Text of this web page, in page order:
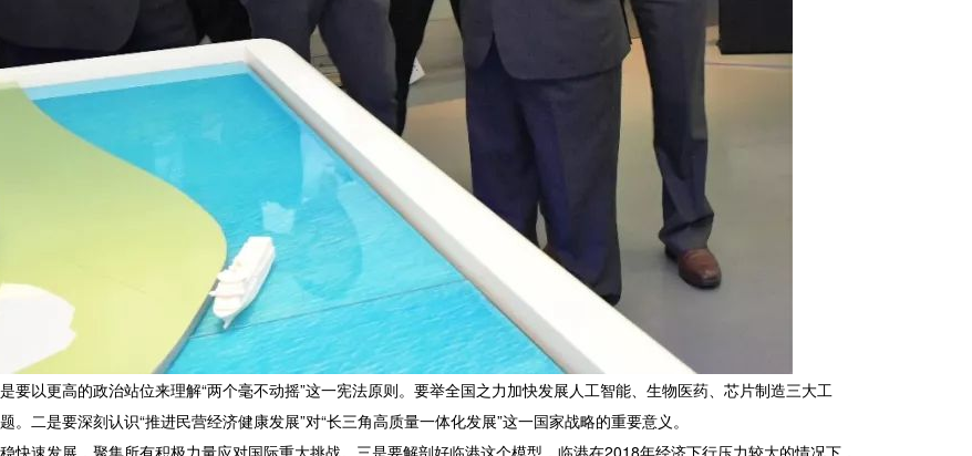
以更高的政治站位来理解“两个毫不动摇”这一宪法原则。要举全国之力加快发展人工智能、生物医药、芯片制造三大工
二是要深刻认识“推进民营经济健康发展”对“长三角高质量一体化发展”这一国家战略的重要意义。
速发展，聚集所有积极力量应对国际重大挑战。三是要解剖好临港这个模型，临港在2018年经济下行压力较大的情况下，